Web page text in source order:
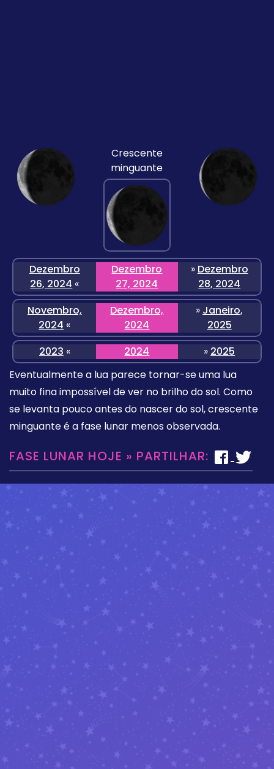
Crescente
minguante
Dezembro
26, 2024 «
Dezembro
27, 2024
» Dezembro
28, 2024
Novembro,
2024 «
Dezembro,
2024
» Janeiro,
2025
2023 « 2024 » 2025
Eventualmente a lua parece tornar-se uma lua
muito fina impossível de ver no brilho do sol. Como
se levanta pouco antes do nascer do sol, crescente
minguante é a fase lunar menos observada.
FASE LUNAR HOJE » PARTILHAR: